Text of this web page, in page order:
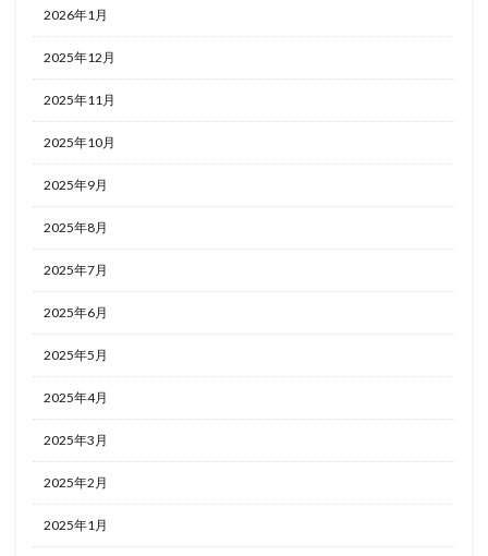
2026年1月
2025年12月
2025年11月
2025年10月
2025年9月
2025年8月
2025年7月
2025年6月
2025年5月
2025年4月
2025年3月
2025年2月
2025年1月